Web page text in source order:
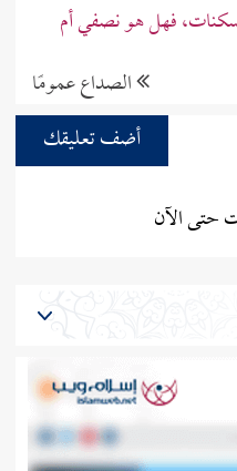
فهل هو نصفي أم
الصداع عمومًا
أضف تعليقك
حتى الآن